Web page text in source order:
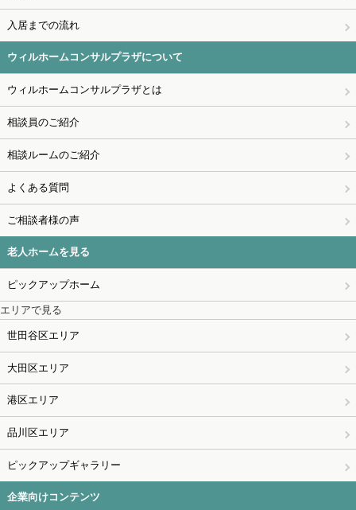
入居までの流れ
ウィルホームコンサルプラザについて
ウィルホームコンサルプラザとは
相談員のご紹介
相談ルームのご紹介
よくある質問
ご相談者様の声
老人ホームを見る
ピックアップホーム
エリアで見る
世田谷区エリア
大田区エリア
港区エリア
品川区エリア
ピックアップギャラリー
企業向けコンテンツ